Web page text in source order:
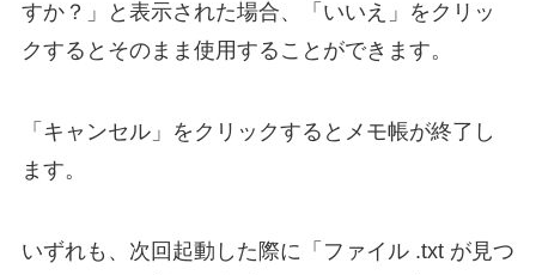
すか？」と表示された場合、「いいえ」をクリッ
クするとそのまま使用することができます。
「キャンセル」をクリックするとメモ帳が終了し
ます。
いずれも、次回起動した際に「ファイル .txt が見つ